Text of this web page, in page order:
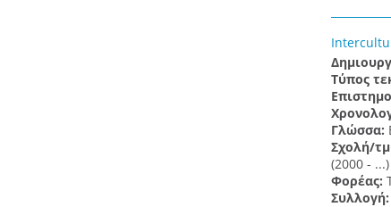
Τύπος
Γλώσσα:
Σχολή/
(2000 - ...)
Φορέας:
Συλλογή: